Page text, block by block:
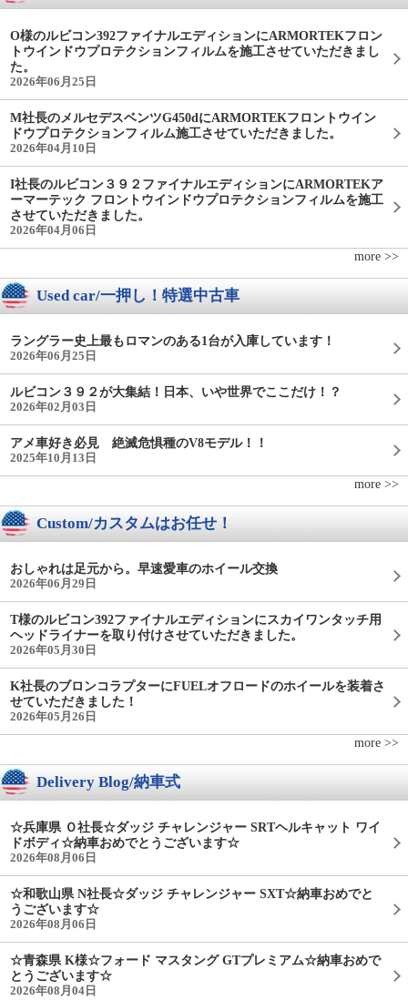
O様のルビコン392ファイナルエディションにARMORTEKフロン
トウインドウプロテクションフィルムを施工させていただきまし
た。
2026年06月25日
M社長のメルセデスベンツG450dにARMORTEKフロントウイン
ドウプロテクションフィルム施工させていただきました。
2026年04月10日
I社長のルビコン３９２ファイナルエディションにARMORTEKア
ーマーテック フロントウインドウプロテクションフィルムを施工
させていただきました。
2026年04月06日
more >>
Used car/一押し！特選中古車
ラングラー史上最もロマンのある1台が入庫しています！
2026年06月25日
ルビコン３９２が大集結！日本、いや世界でここだけ！？
2026年02月03日
アメ車好き必見 絶滅危惧種のV8モデル！！
2025年10月13日
more >>
Custom/カスタムはお任せ！
おしゃれは足元から。早速愛車のホイール交換
2026年06月29日
T様のルビコン392ファイナルエディションにスカイワンタッチ用
ヘッドライナーを取り付けさせていただきました。
2026年05月30日
K社長のブロンコラプターにFUELオフロードのホイールを装着さ
せていただきました！
2026年05月26日
more >>
Delivery Blog/納車式
☆兵庫県 Ｏ社長☆ダッジ チャレンジャー SRTヘルキャット ワイ
ドボディ☆納車おめでとうございます☆
2026年08月06日
☆和歌山県 N社長☆ダッジ チャレンジャー SXT☆納車おめでと
うございます☆
2026年08月06日
☆青森県 K様☆フォード マスタング GTプレミアム☆納車おめで
とうございます☆
2026年08月04日